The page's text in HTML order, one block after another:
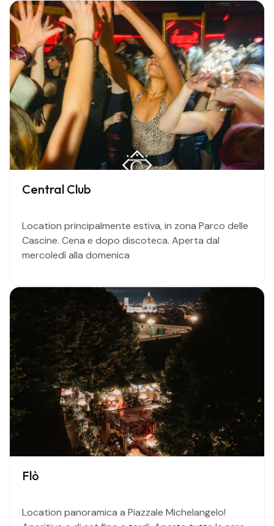
Central Club
Location principalmente estiva, in zona Parco delle
Cascine. Cena e dopo discoteca. Aperta dal
mercoledì alla domenica
Flò
Location panoramica a Piazzale Michelangelo!